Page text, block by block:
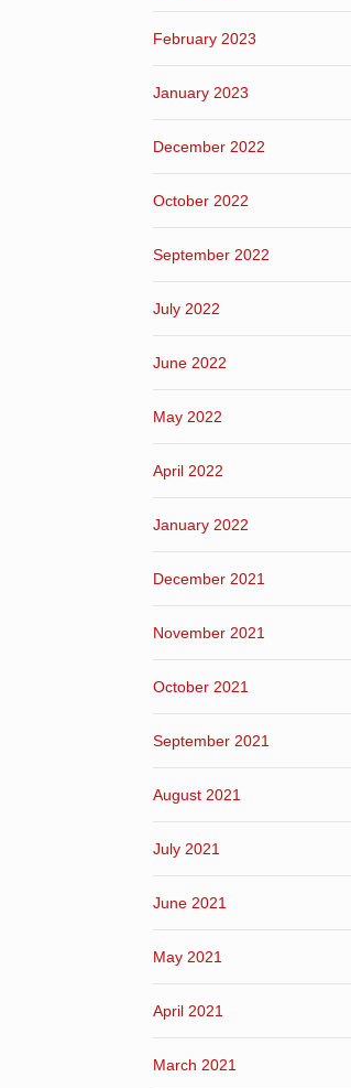
February 2023
January 2023
December 2022
October 2022
September 2022
July 2022
June 2022
May 2022
April 2022
January 2022
December 2021
November 2021
October 2021
September 2021
August 2021
July 2021
June 2021
May 2021
April 2021
March 2021